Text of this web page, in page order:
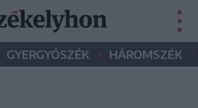
GYERGYÓSZÉK • HÁROMSZÉK •